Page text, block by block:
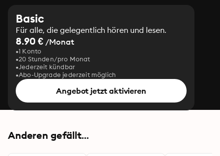
Basic
Für alle, die gelegentlich hören und lesen.
8.90 € /Monat
1 Konto
20 Stunden/pro Monat
Jederzeit kündbar
Abo-Upgrade jederzeit möglich
Angebot jetzt aktivieren
Anderen gefällt...